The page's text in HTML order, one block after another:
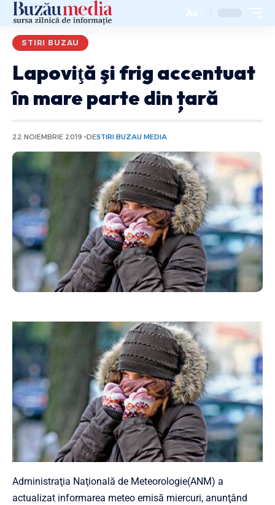
Aa
STIRI BUZAU
Lapoviţă şi frig accentuat
în mare parte din țară
22 NOIEMBRIE 2019 DESTIRI BUZAU MEDIA
Administraţia Naţională de Meteorologie(ANM) a
actualizat informarea meteo emisă miercuri, anunţând